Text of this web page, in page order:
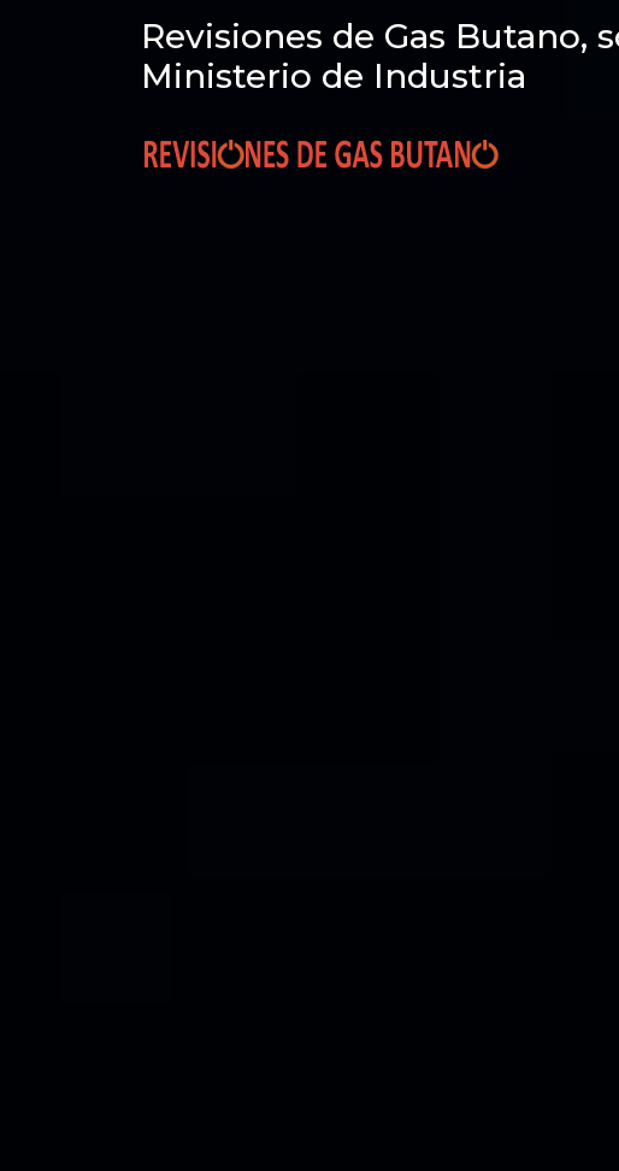
Revisiones de Gas Butano,
Ministerio de Industria